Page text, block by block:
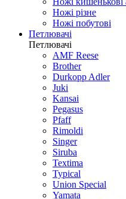
Ножі різне
Ножі побутові
Петлювачі
Петлювачі
AMF Reese
Brother
Durkopp Adler
Juki
Kansai
Pegasus
Pfaff
Rimoldi
Singer
Siruba
Textima
Typical
Union Special
Yamata